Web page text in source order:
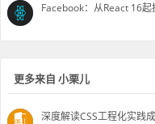
Facebook：从React 16
更多来自 小栗儿
深度解读CSS工程化实践